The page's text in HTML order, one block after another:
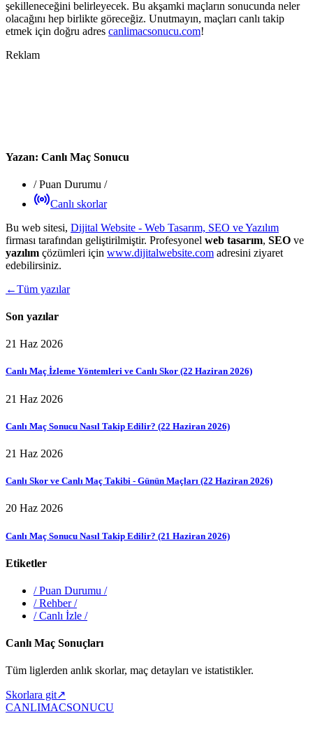
şekilleneceğini belirleyecek. Bu akşamki maçların sonucunda neler
olacağını hep birlikte göreceğiz. Unutmayın, maçları canlı takip
etmek için doğru adres canlimacsonucu.com!
Reklam
Yazan: Canlı Maç Sonucu
/Puan Durumu /
Canlı skorlar
Bu web sitesi, Dijital Website - Web Tasarım, SEO ve Yazılım
firması tarafından geliştirilmiştir. Profesyonel web tasarım, SEO ve
yazılım çözümleri için www.dijitalwebsite.com adresini ziyaret
edebilirsiniz.
←Tüm yazılar
Son yazılar
21 Haz 2026
Canlı Maç İzleme Yöntemleri ve Canlı Skor (22 Haziran 2026)
21 Haz 2026
Canlı Maç Sonucu Nasıl Takip Edilir? (22 Haziran 2026)
21 Haz 2026
Canlı Skor ve Canlı Maç Takibi - Günün Maçları (22 Haziran 2026)
20 Haz 2026
Canlı Maç Sonucu Nasıl Takip Edilir? (21 Haziran 2026)
Etiketler
/Puan Durumu /
/Rehber/
/Canlı İzle /
Canlı Maç Sonuçları
Tüm liglerden anlık skorlar, maç detayları ve istatistikler.
Skorlara git↗
CANLIMACSONUCU